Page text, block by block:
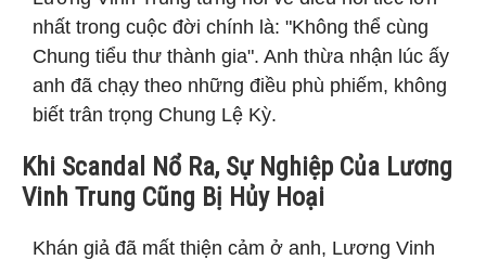
nhất trong cuộc đời chính là: "Không thể cùng
Chung tiểu thư thành gia". Anh thừa nhận lúc ấy
anh đã chạy theo những điều phù phiếm, không
biết trân trọng Chung Lệ Kỳ.
Khi Scandal Nổ Ra, Sự Nghiệp Của Lương
Vinh Trung Cũng Bị Hủy Hoại
Khán giả đã mất thiện cảm ở anh, Lương Vinh